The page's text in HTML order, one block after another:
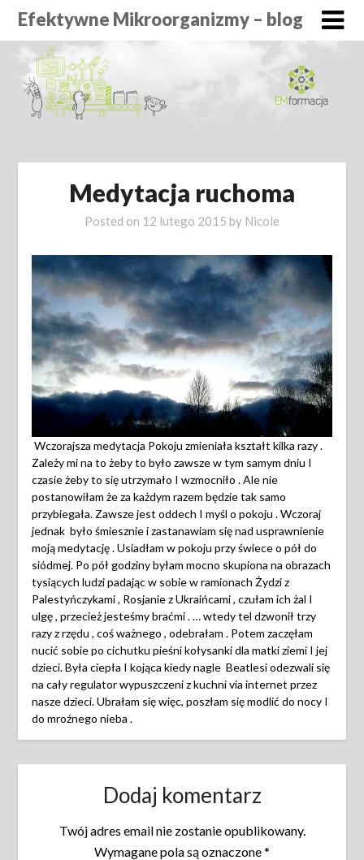
Efektywne Mikroorganizmy – blog
Medytacja ruchoma
Posted on 12 lutego 2015 by Nicole
Wczorajsza medytacja Pokoju zmieniała kształt kilka razy .
Zależy mi na to żeby to było zawsze w tym samym dniu I
czasie żeby to się utrzymało I wzmocniło . Ale nie
postanowiłam że za każdym razem będzie tak samo
przybiegała. Zawsze jest oddech I myśl o pokoju . Wczoraj
jednak było śmiesznie i zastanawiam się nad usprawnienie
moją medytację . Usiadłam w pokoju przy świece o pół do
siódmej. Po pół godziny byłam mocno skupiona na obrazach
tysiących ludzi padając w sobie w ramionach Żydzi z
Palestyńczykami , Rosjanie z Ukraińcami , czułam ich żal I
ulgę , przecież jesteśmy braćmi . … wtedy tel dzwonił trzy
razy z rzędu , coś ważnego , odebrałam . Potem zaczęłam
nucić sobie po cichutku pieśni kołysanki dla matki ziemi I jej
dzieci. Była ciepła I kojąca kiedy nagle Beatlesi odezwali się
na cały regulator wypuszczeni z kuchni via internet przez
nasze dzieci. Ubrałam się więc, poszłam się modlić do nocy I
do mroźnego nieba .
Dodaj komentarz
Twój adres email nie zostanie opublikowany.
Wymagane pola są oznaczone*